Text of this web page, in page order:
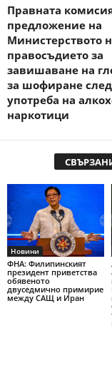
Правната
предложение на
Министерството
правосъдието за
завишаване на
за шофиране след
употреба на
наркотици
Новини
ФНА: Филипинският
президент приветства
обявеното
двуседмично примирие
между САЩ и Иран